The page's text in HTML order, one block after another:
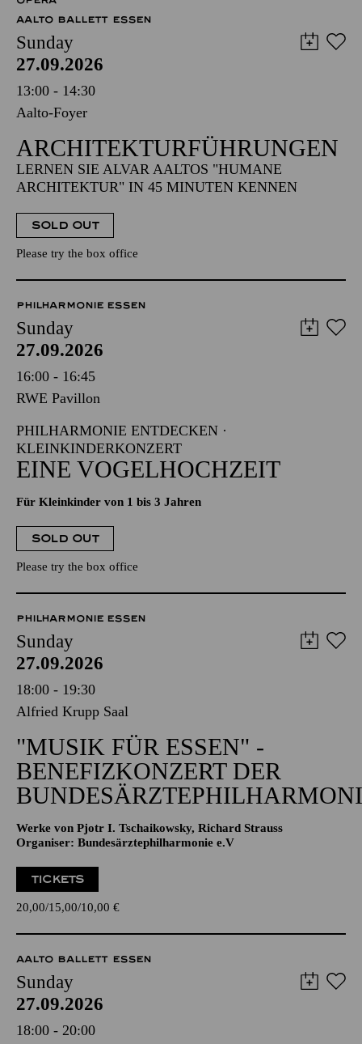
AALTO BALLETT ESSEN
Sunday
27.09.2026
13:00 - 14:30
Aalto-Foyer
ARCHITEKTUR­FÜHRUNGEN
LERNEN SIE ALVAR AALTOS "HUMANE
ARCHITEKTUR" IN 45 MINUTEN KENNEN
SOLD OUT
Please try the box office
PHILHARMONIE ESSEN
Sunday
27.09.2026
16:00 - 16:45
RWE Pavillon
PHILHARMONIE ENTDECKEN ·
KLEINKINDERKONZERT
EINE VOGELHOCHZEIT
Für Kleinkinder von 1 bis 3 Jahren
SOLD OUT
Please try the box office
PHILHARMONIE ESSEN
Sunday
27.09.2026
18:00 - 19:30
Alfried Krupp Saal
"MUSIK FÜR ESSEN" -
BENEFIZKONZERT DER
Werke von Pjotr I. Tschaikowsky, Richard Strauss
Organiser: Bundesärztephilharmonie e.V
TICKETS
20,00 15,00 10,00 €
AALTO BALLETT ESSEN
Sunday
27.09.2026
18:00 - 20:00